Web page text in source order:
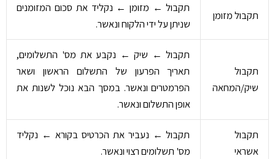
תקבול מזומן
תקבול ← מזומן ← נקליד את סכום המזומנים
שניתן על ידי הלקוח ונאשר.
תקבול
שיק/המחאה
תקבול ← שיק ← נקבע את מס' התשלומים,
תאריך הפרעון של התשלום הראשון ושאר
הפרמטרים ונאשר. במסך הבא נוכל לשנות את
אופן התשלום ונאשר.
תקבול
אשראי
תקבול ← נעביר את הכרטיס בקורא ← נקליד
מס' תשלומים רצוי ונאשר.